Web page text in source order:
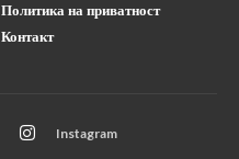
Политика на приватност
Контакт
Instagram